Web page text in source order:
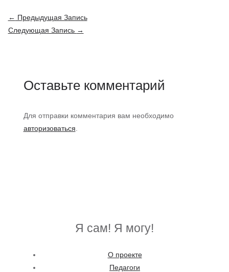
Навигация
по
← Предыдущая Запись
Следующая Запись →
Оставьте комментарий
Для отправки комментария вам необходимо
авторизоваться
Я сам! Я могу!
О проекте
Педагоги